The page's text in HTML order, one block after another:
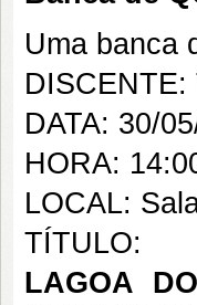
Uma banca
DISCENTE:
DATA: 30/
HORA:
LOCAL:
TÍTULO:
LAGOA